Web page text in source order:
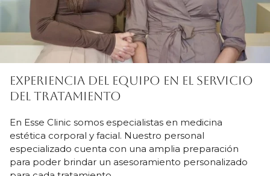
EXPERIENCIA DEL EQUIPO EN EL SERVICIO
DEL TRATAMIENTO
En Esse Clinic somos especialistas en medicina
estética corporal y facial. Nuestro personal
especializado cuenta con una amplia preparación
para poder brindar un asesoramiento personalizado